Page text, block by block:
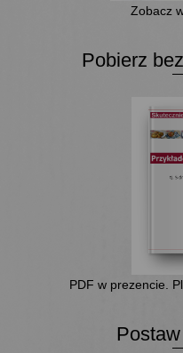
Zobacz
Pobierz
PDF w prezencie.